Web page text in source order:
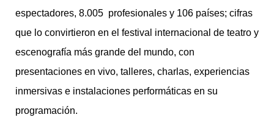
espectadores, 8.005 profesionales y 106 países; cifras
que lo convirtieron en el festival internacional de teatro y
escenografía más grande del mundo, con
presentaciones en vivo, talleres, charlas, experiencias
inmersivas e instalaciones performáticas en su
programación.